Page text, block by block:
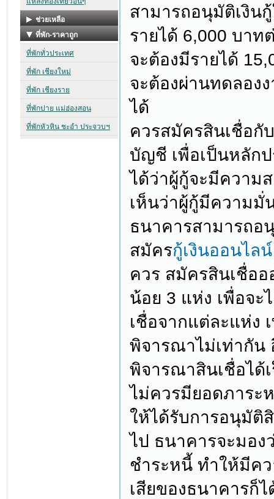
สามารถอนุมัติเงิน
รายได้ 6,000 บา
จะต้องมีรายได้
จะต้องผ่านทดลอง
ได้
ควรสมัครสินเชื่อกั
บัญชี เพื่อเป็นหลักป
ได้ว่าผู้กู้จะมีความ
เห็นว่าผู้กู้มีความมั่
ธนาคารสามารถอ
สมัครกู้เงินออนไล
ควร สมัครสินเชื่อ
น้อย 3 แห่ง เพื่อจะ
เชื่อจากแต่ละแห่ง
พิจารณาไม่เท่ากัน
พิจารณาสินเชื่อได้
ไม่ควรมียอดภาระ
ให้ได้รับการอนุมัติ
ไป ธนาคารจะมอง
ชำระหนี้ ทำให้มีค
เสียของธนาคารก็